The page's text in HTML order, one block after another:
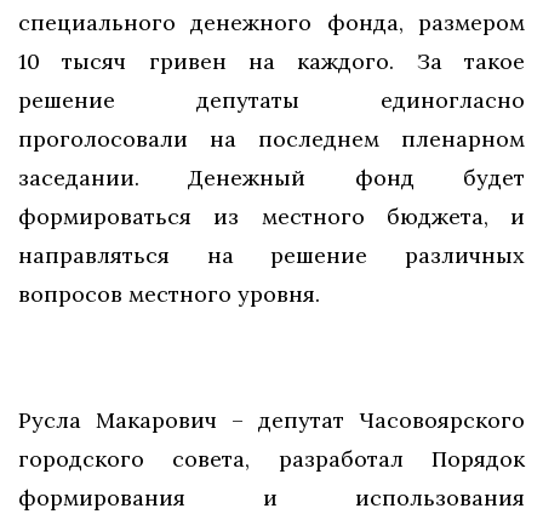
специального денежного фонда, размером
10 тысяч гривен на каждого. За такое
решение депутаты единогласно
проголосовали на последнем пленарном
заседании. Денежный фонд будет
формироваться из местного бюджета, и
направляться на решение различных
вопросов местного уровня.
Русла Макарович – депутат Часовоярского
городского совета, разработал Порядок
формирования и использования